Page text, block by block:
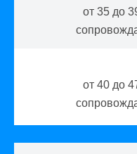
от 35 до
от 40 до